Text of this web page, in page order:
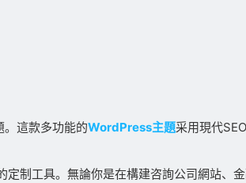
這款多功能的WordPress主題采用現代
制工具。無論你是在構建咨詢公司網站、